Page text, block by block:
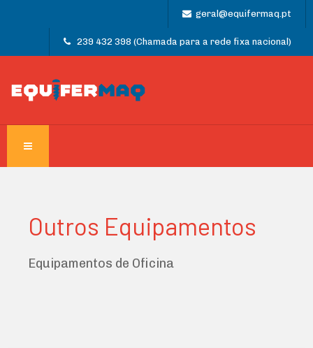
geral@equifermaq.pt
239 432 398 (Chamada para a rede fixa nacional)
Outros Equipamentos
Equipamentos de Oficina